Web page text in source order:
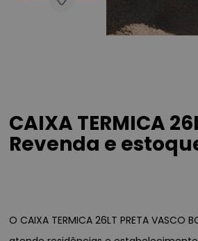
CAIXA TERMICA
Revenda e
O CAIXA TERMICA 26LT PRETA